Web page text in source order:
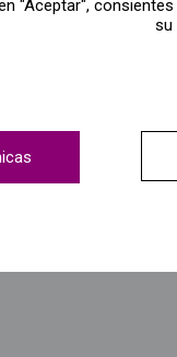
"Aceptar",
su